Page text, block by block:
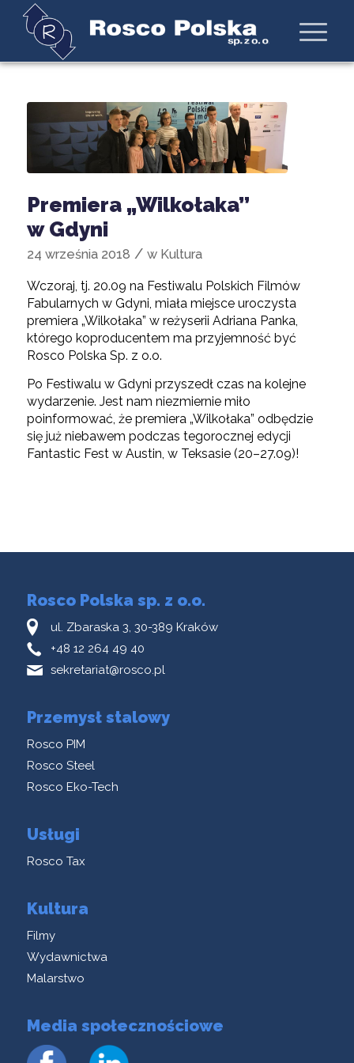
Premiera „Wilkołaka”
w Gdyni
24 września 2018 / w Kultura
Wczoraj, tj. 20.09 na Festiwalu Polskich Filmów
Fabularnych w Gdyni, miała miejsce uroczysta
premiera „Wilkołaka” w reżyserii Adriana Panka,
którego koproducentem ma przyjemność być
Rosco Polska Sp. z o.o.
Po Festiwalu w Gdyni przyszedł czas na kolejne
wydarzenie. Jest nam niezmiernie miło
poinformować, że premiera „Wilkołaka” odbędzie
się już niebawem podczas tegorocznej edycji
Fantastic Fest w Austin, w Teksasie (20–27.09)!
Rosco Polska sp. z o.o.
ul. Zbaraska 3, 30-389 Kraków
+48 12 264 49 40
sekretariat@rosco.pl
Przemysł stalowy
Rosco PIM
Rosco Steel
Rosco Eko-Tech
Usługi
Rosco Tax
Kultura
Filmy
Wydawnictwa
Malarstwo
Media społecznościowe